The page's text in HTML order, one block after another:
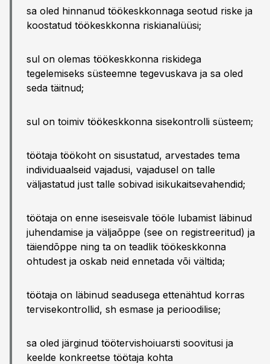
sa oled hinnanud töökeskkonnaga seotud riske ja
koostatud töökeskkonna riskianalüüsi;
sul on olemas töökeskkonna riskidega
tegelemiseks süsteemne tegevuskava ja sa oled
seda täitnud;
sul on toimiv töökeskkonna sisekontrolli süsteem;
töötaja töökoht on sisustatud, arvestades tema
individuaalseid vajadusi, vajadusel on talle
väljastatud just talle sobivad isikukaitsevahendid;
töötaja on enne iseseisvale tööle lubamist läbinud
juhendamise ja väljaõppe (see on registreeritud) ja
täiendõppe ning ta on teadlik töökeskkonna
ohtudest ja oskab neid ennetada või vältida;
töötaja on läbinud seadusega ettenähtud korras
tervisekontrollid, sh esmase ja perioodilise;
sa oled järginud töötervishoiuarsti soovitusi ja
keelde konkreetse töötaja kohta